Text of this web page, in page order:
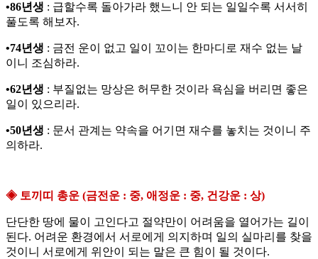
•86년생 : 급할수록 돌아가라 했느니 안 되는 일일수록 서서히
풀도록 해보자.
•74년생 : 금전 운이 없고 일이 꼬이는 한마디로 재수 없는 날
이니 조심하라.
•62년생 : 부질없는 망상은 허무한 것이라 욕심을 버리면 좋은
일이 있으리라.
•50년생 : 문서 관계는 약속을 어기면 재수를 놓치는 것이니 주
의하라.
◈ 토끼띠 총운 (금전운 : 중, 애정운 : 중, 건강운 : 상)
단단한 땅에 물이 고인다고 절약만이 어려움을 열어가는 길이
된다. 어려운 환경에서 서로에게 의지하며 일의 실마리를 찾을
것이니 서로에게 위안이 되는 말은 큰 힘이 될 것이다.